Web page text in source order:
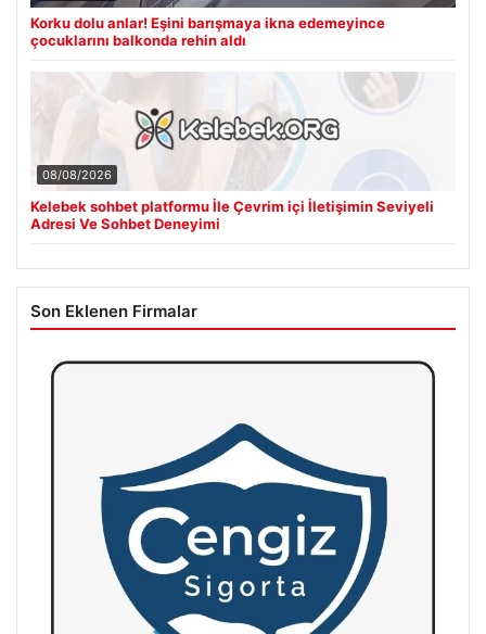
Korku dolu anlar! Eşini barışmaya ikna edemeyince
çocuklarını balkonda rehin aldı
08/08/2026
Kelebek sohbet platformu İle Çevrim içi İletişimin Seviyeli
Adresi Ve Sohbet Deneyimi
Son Eklenen Firmalar